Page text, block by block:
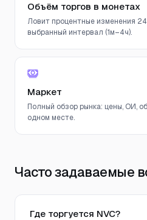
Объём торгов в монетах
Ловит процентные изменения
выбранный интервал (1м–4ч).
Маркет
Полный обзор рынка: цены, ОИ,
одном месте.
Часто задаваемые
Где торгуется NVC?